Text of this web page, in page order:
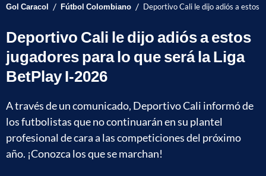
Gol Caracol / Fútbol Colombiano / Deportivo Cali le dijo adiós a estos
Deportivo Cali le dijo adiós a estos
jugadores para lo que será la Liga
BetPlay I-2026
A través de un comunicado, Deportivo Cali informó de
los futbolistas que no continuarán en su plantel
profesional de cara a las competiciones del próximo
año. ¡Conozca los que se marchan!